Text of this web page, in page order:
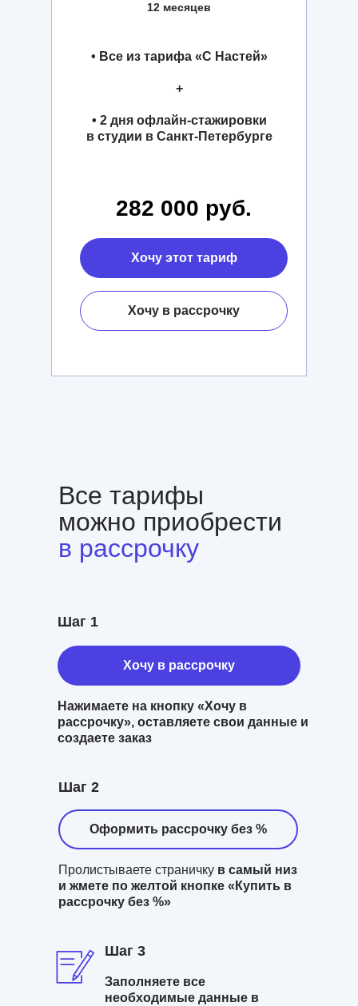
282 000 руб.
Хочу этот тариф
Хочу в рассрочку
• Все из тарифа «С Настей»
+
• 2 дня офлайн-стажировки
в студии в Санкт-Петербурге
12 месяцев
Все тарифы
можно приобрести
в рассрочку
Шаг 1
Шаг 2
Шаг 3
Нажимаете на кнопку «Хочу в
рассрочку», оставляете свои данные и
создаете заказ
Пролистываете страничку в самый низ
и жмете по желтой кнопке «Купить в
рассрочку без %»
Заполняете все
необходимые данные в
Хочу в рассрочку
Оформить рассрочку без %